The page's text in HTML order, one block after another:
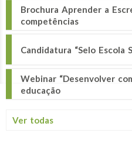
Brochura Aprender a
competências
Candidatura “Selo Escola
Webinar “Desenvolver
educação
Ver todas